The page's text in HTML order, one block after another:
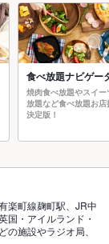
食べ放題ナビゲー
焼肉食べ放題やスイー
放題など食べ放題お店
決定版！
楽町線麹町駅、JR中
国・アイルランド・
施設やラジオ局、